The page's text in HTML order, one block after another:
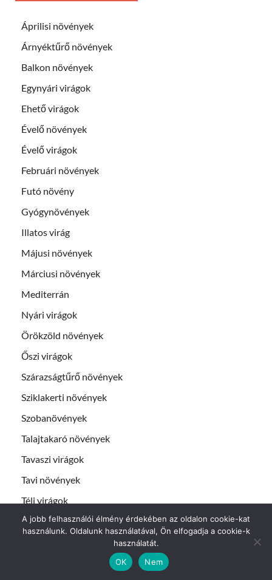
Áprilisi növények
Árnyéktűrő növények
Balkon növények
Egynyári virágok
Ehető virágok
Évelő növények
Évelő virágok
Februári növények
Futó növény
Gyógynövények
Illatos virág
Májusi növények
Márciusi növények
Mediterrán
Nyári virágok
Örökzöld növények
Őszi virágok
Szárazságtűrő növények
Sziklakerti növények
Szobanövények
Talajtakaró növények
Tavaszi virágok
Tavi növények
Téli virágok
Vendégposztok
A jobb felhasználói élmény érdekében az oldalon cookie-kat
használunk. Oldalunk használatával, Ön elfogadja a cookie-k
használatát.
OK
Nem